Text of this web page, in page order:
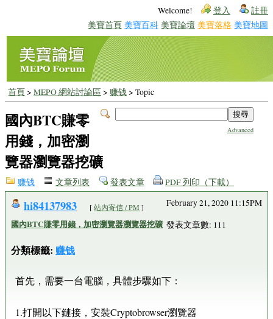
Welcome! 登入 註冊
美寶首頁 美寶百科 美寶論壇 美寶落格 美寶地圖
首頁> MEPO 網站討論區> 赚钱> Topic
Advanced
國內BTC賺零
用錢，加密瀏
覽器瀏覽器挖礦
赚钱 文章列表 發表文章 PDF 列印（下載）
hi84137983 [站內寄信 / PM ]
國內BTC賺零用錢，加密瀏覽器瀏覽器挖礦
分類標籤: 赚钱
February 21, 2020 11:15PM
發表文章數: 111
首先，需要一台電腦，具體步驟如下：
1.打開以下鏈接，安裝Cryptobrowser瀏覽器